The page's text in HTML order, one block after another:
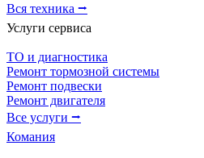
Вся техника ⭢
Услуги сервиса
ТО и диагностика
Ремонт тормозной системы
Ремонт подвески
Ремонт двигателя
Все услуги ⭢
Комания